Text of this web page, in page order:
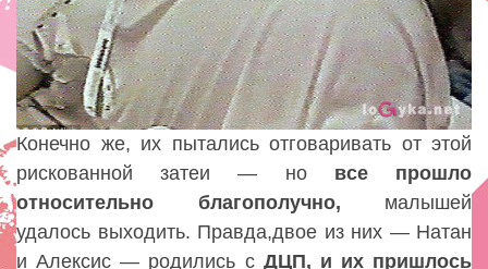
Конечно же, их пытались отговаривать от этой
рискованной затеи — но все прошло
относительно благополучно, малышей
удалось выходить. Правда,двое из них — Натан
и Алексис — родились сДЦП, и их пришлось